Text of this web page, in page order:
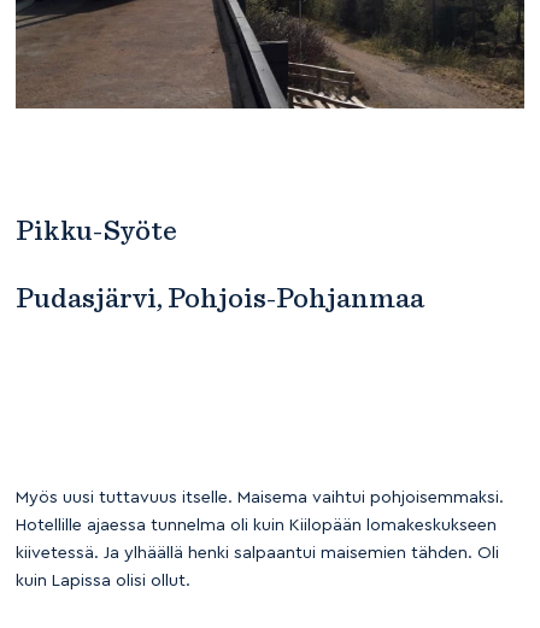
Pikku-Syöte
Pudasjärvi, Pohjois-Pohjanmaa
Myös uusi tuttavuus itselle. Maisema vaihtui pohjoisemmaksi.
Hotellille ajaessa tunnelma oli kuin Kiilopään lomakeskukseen
kiivetessä. Ja ylhäällä henki salpaantui maisemien tähden. Oli
kuin Lapissa olisi ollut.